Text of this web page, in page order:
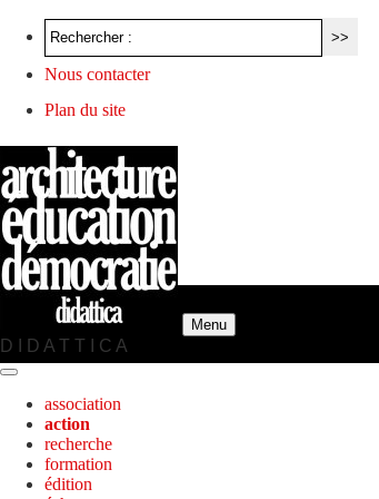
Nous contacter
Plan du site
Menu
D I D A T T I C A
association
action
recherche
formation
édition